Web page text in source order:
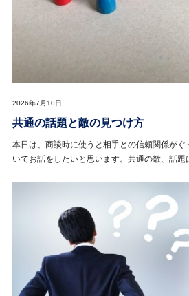
2026年7月10日
共通の話題と敵の見つけ方
本日は、商談時に使うと相手との信頼関係が
いてお話をしたいと思います。共通の敵、話題